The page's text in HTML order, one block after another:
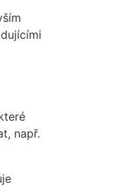
např.